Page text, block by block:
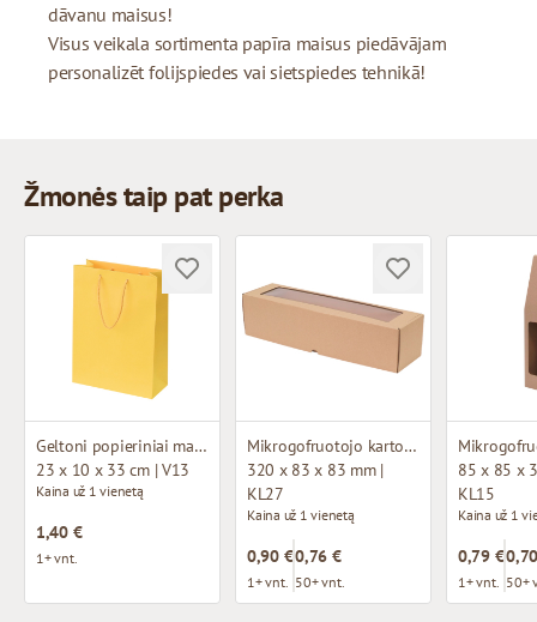
dāvanu maisus!
Visus veikala sortimenta papīra maisus piedāvājam
personalizēt folijspiedes vai sietspiedes tehnikā!
Žmonės taip pat perka
Geltoni popieriniai maišeliai su medžiaginėmis rankenomis
23 x 10 x 33 cm | V13
Kaina už 1 vienetą
1,40 €
1+ vnt.
Mikrogofruotojo kartono dėžutė su langu
320 x 83 x 83 mm |
KL27
Kaina už 1 vienetą
0,90 €
1+ vnt.
0,76 €
50+ vnt.
85 x 85 x
KL15
Kaina už 1
0,79 €
1+ vnt. 50+